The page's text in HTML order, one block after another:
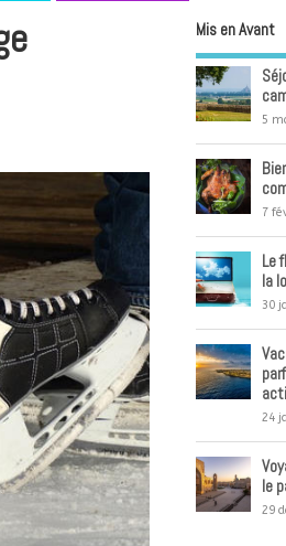
Mis en Avant
5
7
Le
la
30
24
le
29